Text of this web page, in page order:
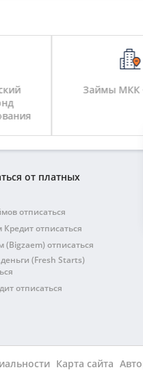
Займы
от платных
отписаться
отписаться
(Bigzaem) отписаться
(Fresh Starts)
отписаться
(Uni Cloud)
отписаться
Карта сайта